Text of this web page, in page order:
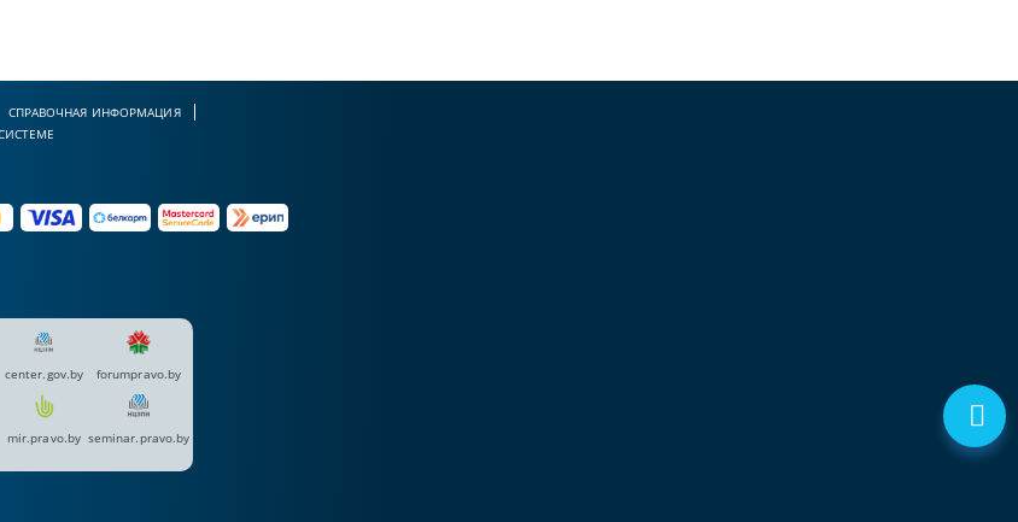
СПРАВОЧНАЯ ИНФОРМАЦИЯ
center.gov.by forumpravo.by
mir.pravo.by seminar.pravo.by